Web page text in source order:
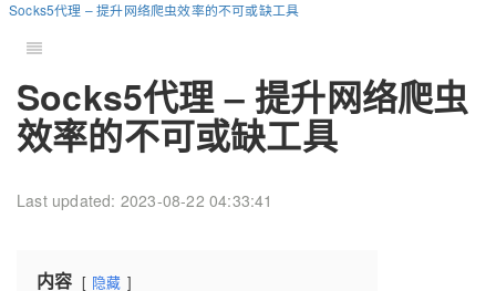
Socks5代理 – 提升网络爬虫效率的不可或缺工具
Socks5代理 – 提升网络爬虫
效率的不可或缺工具
Last updated: 2023-08-22 04:33:41
内容 隐藏